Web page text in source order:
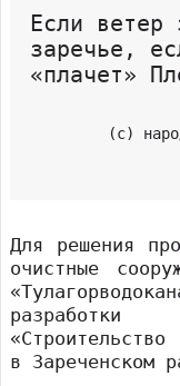
Если ветер
заречье,
«плачет»
(с)
Для решения
очистные
разработки
в Зареченском